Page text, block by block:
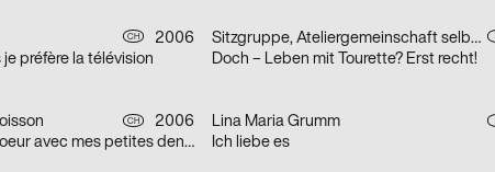
CH
2006
je préfère la télévision
Sitzgruppe, Ateliergemeinschaft selbständiger Grafik-Designerinnen
Doch – Leben mit Tourette? Erst recht!
CH
2006
Je vais te manger le coeur avec mes petites dents
Lina Maria Grumm
Ich liebe es